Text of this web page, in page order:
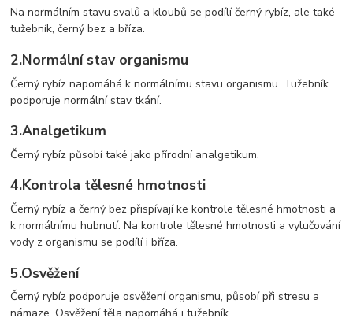
Na normálním stavu svalů a kloubů se podílí černý rybíz, ale také
tužebník, černý bez a bříza.
2.Normální stav organismu
Černý rybíz napomáhá k normálnímu stavu organismu. Tužebník
podporuje normální stav tkání.
3.Analgetikum
Černý rybíz působí také jako přírodní analgetikum.
4.Kontrola tělesné hmotnosti
Černý rybíz a černý bez přispívají ke kontrole tělesné hmotnosti a
k normálnímu hubnutí. Na kontrole tělesné hmotnosti a vylučování
vody z organismu se podílí i bříza.
5.Osvěžení
Černý rybíz podporuje osvěžení organismu, působí při stresu a
námaze. Osvěžení těla napomáhá i tužebník.